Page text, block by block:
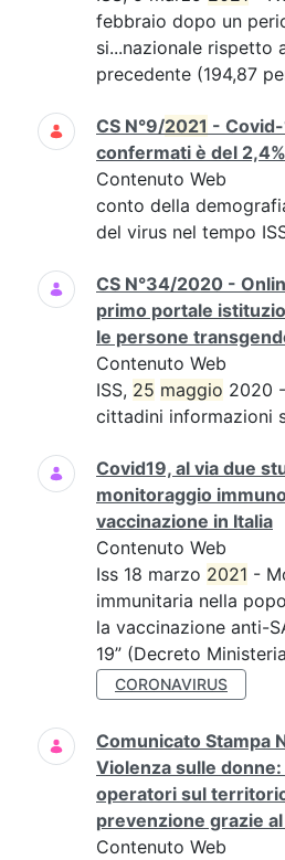
febbraio dopo un
si...nazionale rispetto
precedente (194,87
CS N°9/2021 -
confermati è del
Contenuto Web
conto della
del virus nel tempo
CS N°34/2020 -
primo portale
le persone
Contenuto Web
ISS, 25 maggio 2020
cittadini informazioni
Covid19, al via due
monitoraggio
vaccinazione in Italia
Contenuto Web
Iss 18 marzo 2021 -
immunitaria nella
la vaccinazione anti-
19” (Decreto
CORONAVIRUS
Comunicato Stampa
Violenza sulle
operatori sul
prevenzione grazie
Contenuto Web